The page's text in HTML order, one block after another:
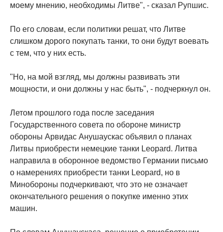
моему мнению, необходимы Литве", - сказал Рупшис.
По его словам, если политики решат, что Литве
слишком дорого покупать танки, то они будут воевать
с тем, что у них есть.
"Но, на мой взгляд, мы должны развивать эти
мощности, и они должны у нас быть", - подчеркнул он.
Летом прошлого года после заседания
Государственного совета по обороне министр
обороны Арвидас Анушаускас объявил о планах
Литвы приобрести немецкие танки Leopard. Литва
направила в оборонное ведомство Германии письмо
о намерениях приобрести танки Leopard, но в
Минобороны подчеркивают, что это не означает
окончательного решения о покупке именно этих
машин.